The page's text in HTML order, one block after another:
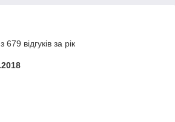
відгуків за рік